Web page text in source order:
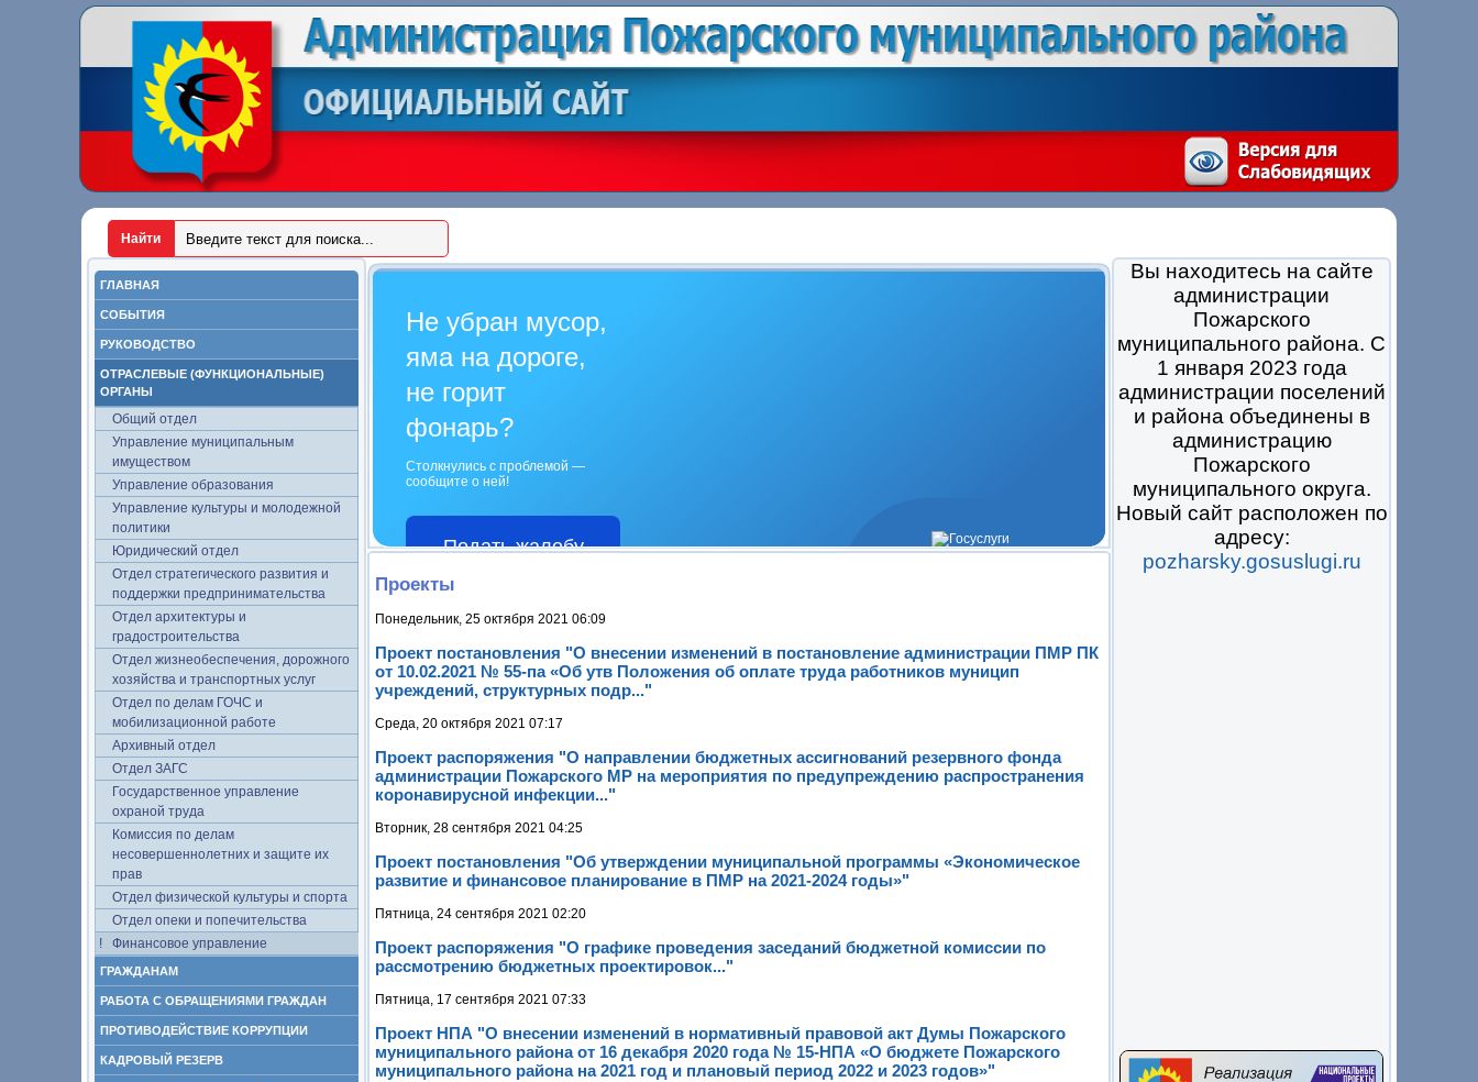
ГЛАВНАЯ
СОБЫТИЯ
РУКОВОДСТВО
ОТРАСЛЕВЫЕ (ФУНКЦИОНАЛЬНЫЕ)
ОРГАНЫ
Общий отдел
Управление муниципальным
имуществом
Управление образования
Управление культуры и молодежной
политики
Юридический отдел
Отдел стратегического развития и
поддержки предпринимательства
Отдел архитектуры и
градостроительства
Отдел жизнеобеспечения, дорожного
хозяйства и транспортных услуг
Отдел по делам ГОЧС и
мобилизационной работе
Архивный отдел
Отдел ЗАГС
Государственное управление
охраной труда
Комиссия по делам
несовершеннолетних и защите их
прав
Отдел физической культуры и спорта
Отдел опеки и попечительства
Финансовое управление
ГРАЖДАНАМ
РАБОТА С ОБРАЩЕНИЯМИ ГРАЖДАН
ПРОТИВОДЕЙСТВИЕ КОРРУПЦИИ
КАДРОВЫЙ РЕЗЕРВ
Вы находитесь на сайте
администрации
Пожарского
муниципального района. С
1 января 2023 года
администрации поселений
и района объединены в
администрацию
Пожарского
муниципального округа.
Новый сайт расположен по
адресу:
pozharsky.gosuslugi.ru
Не убран мусор,
яма на дороге,
не горит
фонарь?
Столкнулись с проблемой —
сообщите о ней!
Подать жалобу
Проекты
Понедельник, 25 октября 2021 06:09
Проект постановления "О внесении изменений в постановление администрации ПМР ПК
от 10.02.2021 № 55-па «Об утв Положения об оплате труда работников муницип
учреждений, структурных подр..."
Среда, 20 октября 2021 07:17
Проект распоряжения "О направлении бюджетных ассигнований резервного фонда
администрации Пожарского МР на мероприятия по предупреждению распространения
коронавирусной инфекции..."
Вторник, 28 сентября 2021 04:25
Проект постановления "Об утверждении муниципальной программы «Экономическое
развитие и финансовое планирование в ПМР на 2021-2024 годы»"
Пятница, 24 сентября 2021 02:20
Проект распоряжения "О графике проведения заседаний бюджетной комиссии по
рассмотрению бюджетных проектировок..."
Пятница, 17 сентября 2021 07:33
Проект НПА "О внесении изменений в нормативный правовой акт Думы Пожарского
муниципального района от 16 декабря 2020 года № 15-НПА «О бюджете Пожарского
муниципального района на 2021 год и плановый период 2022 и 2023 годов»"